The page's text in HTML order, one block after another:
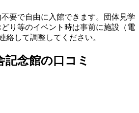
要で自由に入館できます。団体見学
り等のイベント時は事前に施設（電
絡して調整してください。
記念館の口コミ